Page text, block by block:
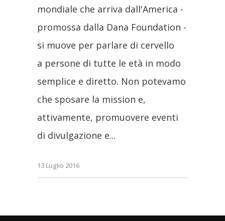
mondiale che arriva dall'America -
promossa dalla Dana Foundation -
si muove per parlare di cervello
a persone di tutte le età in modo
semplice e diretto. Non potevamo
che sposare la mission e,
attivamente, promuovere eventi
di divulgazione e
13 Luglio 2016